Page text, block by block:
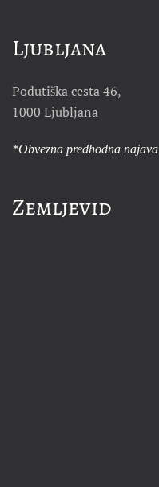
Ljubljana
Podutiška cesta 46,
1000 Ljubljana
*Obvezna predhodna najava
Zemljevid